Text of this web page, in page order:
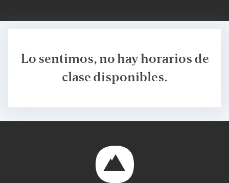
Lo sentimos, no hay horarios de
clase disponibles.